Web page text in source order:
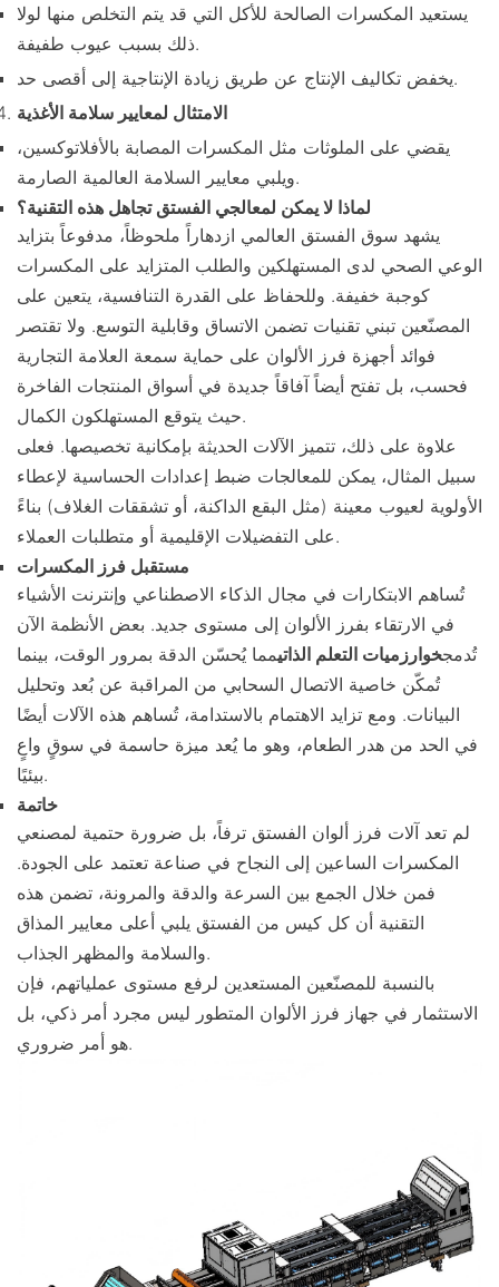
يستعيد المكسرات الصالحة للأكل التي قد يتم التخلص منها لولا
ذلك بسبب عيوب طفيفة.
يخفض تكاليف الإنتاج عن طريق زيادة الإنتاجية إلى أقصى حد.
الامتثال لمعايير سلامة الأغذية
يقضي على الملوثات مثل المكسرات المصابة بالأفلاتوكسين،
ويلبي معايير السلامة العالمية الصارمة.
لماذا لا يمكن لمعالجي الفستق تجاهل هذه التقنية؟
يشهد سوق الفستق العالمي ازدهاراً ملحوظاً، مدفوعاً بتزايد
الوعي الصحي لدى المستهلكين والطلب المتزايد على المكسرات
كوجبة خفيفة. وللحفاظ على القدرة التنافسية، يتعين على
المصنّعين تبني تقنيات تضمن الاتساق وقابلية التوسع. ولا تقتصر
فوائد أجهزة فرز الألوان على حماية سمعة العلامة التجارية
فحسب، بل تفتح أيضاً آفاقاً جديدة في أسواق المنتجات الفاخرة
حيث يتوقع المستهلكون الكمال.
علاوة على ذلك، تتميز الآلات الحديثة بإمكانية تخصيصها. فعلى
سبيل المثال، يمكن للمعالجات ضبط إعدادات الحساسية لإعطاء
الأولوية لعيوب معينة (مثل البقع الداكنة، أو تشققات الغلاف) بناءً
على التفضيلات الإقليمية أو متطلبات العملاء.
مستقبل فرز المكسرات
تُساهم الابتكارات في مجال الذكاء الاصطناعي وإنترنت الأشياء
في الارتقاء بفرز الألوان إلى مستوى جديد. بعض الأنظمة الآن
تُدمجخوارزميات التعلم الذاتيمما يُحسّن الدقة بمرور الوقت، بينما
تُمكّن خاصية الاتصال السحابي من المراقبة عن بُعد وتحليل
البيانات. ومع تزايد الاهتمام بالاستدامة، تُساهم هذه الآلات أيضًا
في الحد من هدر الطعام، وهو ما يُعد ميزة حاسمة في سوقٍ واعٍ
بيئيًا.
خاتمة
لم تعد آلات فرز ألوان الفستق ترفاً، بل ضرورة حتمية لمصنعي
المكسرات الساعين إلى النجاح في صناعة تعتمد على الجودة.
فمن خلال الجمع بين السرعة والدقة والمرونة، تضمن هذه
التقنية أن كل كيس من الفستق يلبي أعلى معايير المذاق
والسلامة والمظهر الجذاب.
بالنسبة للمصنّعين المستعدين لرفع مستوى عملياتهم، فإن
الاستثمار في جهاز فرز الألوان المتطور ليس مجرد أمر ذكي، بل
هو أمر ضروري.